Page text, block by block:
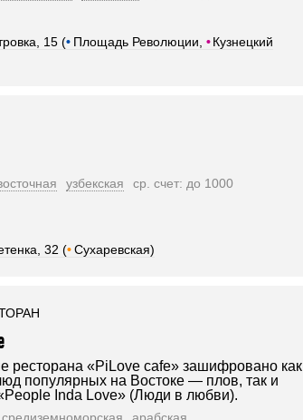
15 (• Площадь Революции, • Кузнецкий
узбекская ср. счет: до 1000
32 (•Сухаревская)
ресторана «PiLove cafe» зашифровано как
популярных на Востоке — плов, так и
Inda Love» (Люди в любви).